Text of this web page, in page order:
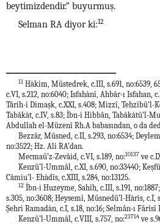
beytimizdendir.” buyurmuş.
Selman RA diyor ki:12
11 Hàkim, Müstedrek, c.III, s.691, no:6539,
c.VI, s.212, no:6040; Isfahànî, Ahbâr-ı Isfahan,
Târih-i Dimaşk, c.XXI, s.408; Mizzî, Tehzîbü’l-
Tabâkàt, c.IV, s.83; İbn-i Hibbân, Tabâkàtü’l-
Abdullah el-Müzenî Rh.A babasından, o da
Bezzâr, Müsned, c.II, s.293, no:6534;
no:3522; Hz. Ali RA’dan.
Mecmaü’z-Zevâid, c.VI, s.189, no:10137ve
Kenzü’l-Ummâl, c.XI, s.690, no:33440;
Câmiu’l- Ehàdîs, c.XIII, s.284, no:13125.
12 İbn-i Huzeyme, Sahîh, c.III, s.191,
s.305, no:3608; Heysemî, Müsnedü’l-Hàris, c.I,
Şehri Ramadàn, c.I, s.18, no:16; Selmân-ı Fârisî
Kenzü’l-Ummâl, c.VIII, s.757, no:23714ve